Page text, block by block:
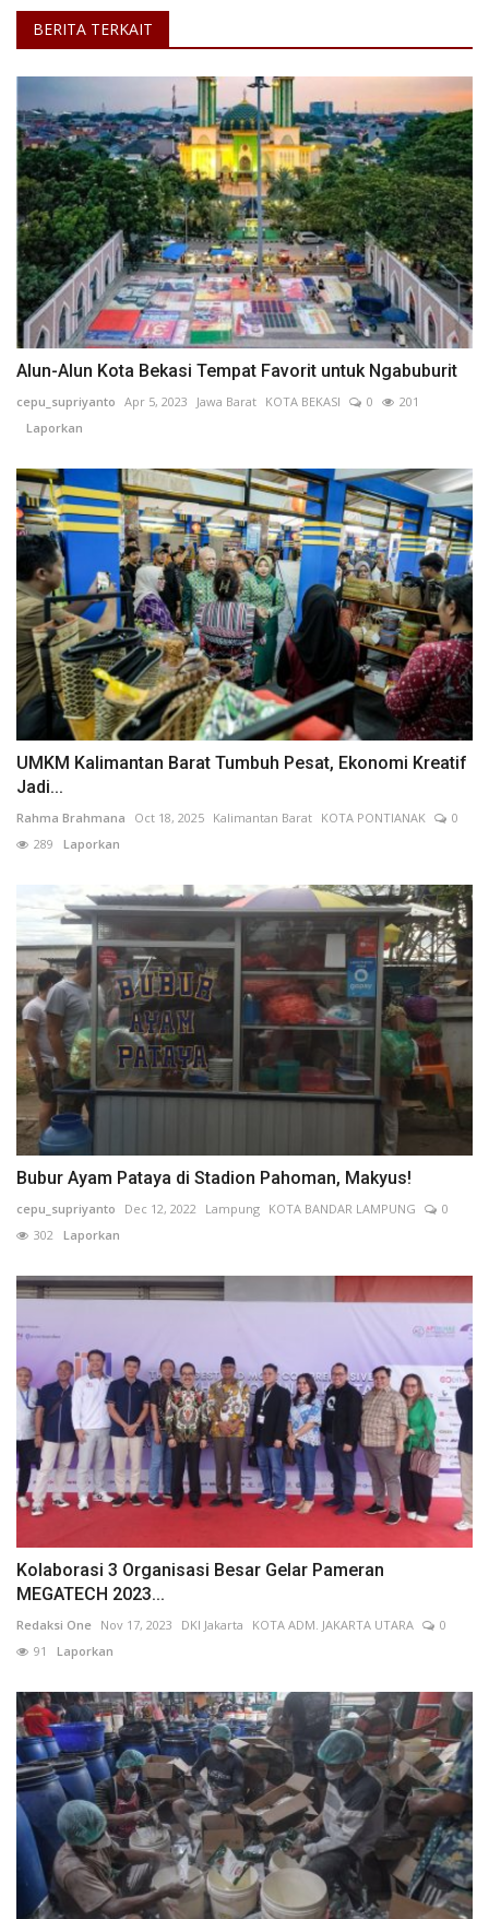
BERITA TERKAIT
Alun-Alun Kota Bekasi Tempat Favorit untuk Ngabuburit
cepu_supriyanto Apr 5, 2023 Jawa Barat KOTA BEKASI 0
201
Laporkan
UMKM Kalimantan Barat Tumbuh Pesat, Ekonomi Kreatif
Jadi...
Rahma Brahmana Oct 18, 2025 Kalimantan Barat KOTA PONTIANAK
0
289 Laporkan
Bubur Ayam Pataya di Stadion Pahoman, Makyus!
cepu_supriyanto Dec 12, 2022 Lampung KOTA BANDAR LAMPUNG
0
302 Laporkan
Kolaborasi 3 Organisasi Besar Gelar Pameran
MEGATECH 2023...
Redaksi One Nov 17, 2023 DKI Jakarta KOTA ADM. JAKARTA UTARA
0
91
Laporkan